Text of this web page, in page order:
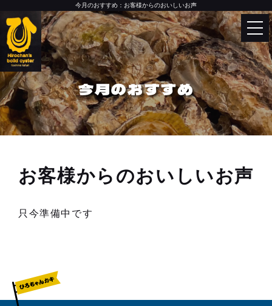
今月のおすすめ：お客様からのおいしいお声
トップページ
カキ小屋について
Language
English
한국어
中文（简体）
中文（繁體）
今月のおすすめ
お客様からのおいしいお声
只今準備中です